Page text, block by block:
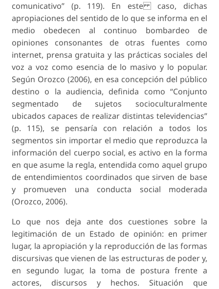
comunicativo” (p. 119). En este caso, dichas
apropiaciones del sentido de lo que se informa en el
medio obedecen al continuo bombardeo de
opiniones consonantes de otras fuentes como
internet, prensa gratuita y las prácticas sociales del
voz a voz como esencia de lo masivo y lo popular.
Según Orozco (2006), en esa concepción del público
destino o la audiencia, definida como “Conjunto
segmentado de sujetos socioculturalmente
ubicados capaces de realizar distintas televidencias”
(p. 115), se pensaría con relación a todos los
segmentos sin importar el medio que reproduzca la
información del cuerpo social, es activo en la forma
en que asume la regla, entendida como aquel grupo
de entendimientos coordinados que sirven de base
y promueven una conducta social moderada
(Orozco, 2006).
Lo que nos deja ante dos cuestiones sobre la
legitimación de un Estado de opinión: en primer
lugar, la apropiación y la reproducción de las formas
discursivas que vienen de las estructuras de poder y,
en segundo lugar, la toma de postura frente a
actores, discursos y hechos. Situación que